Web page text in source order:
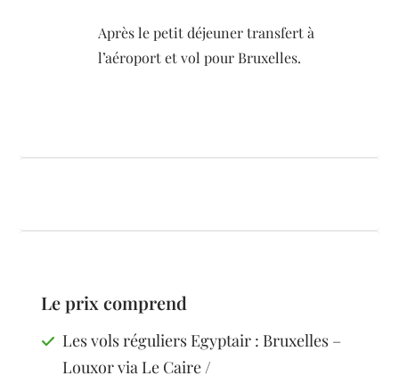
Après le petit déjeuner transfert à
l’aéroport et vol pour Bruxelles.
Le prix comprend
Les vols réguliers Egyptair : Bruxelles –
Louxor via Le Caire /